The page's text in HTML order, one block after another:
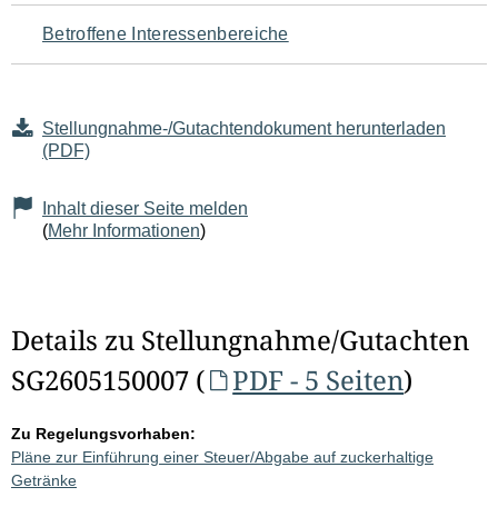
für
den
Seiteninhalt
Betroffene Interessenbereiche
Stellungnahme-/Gutachtendokument herunterladen
(PDF)
Inhalt dieser Seite melden
(Mehr Informationen)
Details zu Stellungnahme/Gutachten
SG2605150007 (
PDF - 5 Seiten)
Zu Regelungsvorhaben:
Pläne zur Einführung einer Steuer/Abgabe auf zuckerhaltige
Getränke